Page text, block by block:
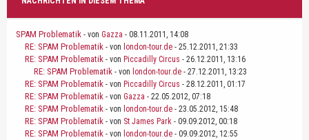
SPAM Problematik - von Gazza - 08.11.2011, 14:08
RE: SPAM Problematik - von london-tour.de - 25.12.2011, 21:33
RE: SPAM Problematik - von Piccadilly Circus - 26.12.2011, 13:16
RE: SPAM Problematik - von london-tour.de - 27.12.2011, 13:23
RE: SPAM Problematik - von Piccadilly Circus - 28.12.2011, 01:17
RE: SPAM Problematik - von Gazza - 22.05.2012, 07:18
RE: SPAM Problematik - von london-tour.de - 23.05.2012, 15:48
RE: SPAM Problematik - von St James Park - 09.09.2012, 00:18
RE: SPAM Problematik - von london-tour.de - 09.09.2012, 12:55